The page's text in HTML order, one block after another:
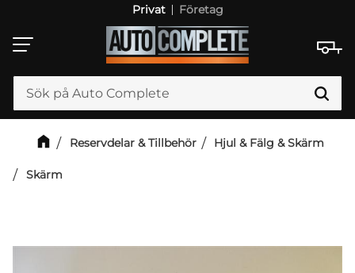
Meny
Privat Företag
Reservdelar & Tillbehör Hjul & Fälg & Skärm
Skärm